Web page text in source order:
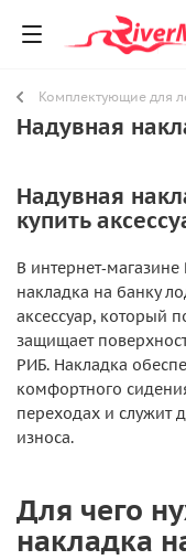
Комплектующие для
Надувная
Надувная
купить
В
накладка на банку
аксессуар, который
защищает
РИБ. Накладка
комфортного
переходах и служит
износа.
Для чего
накладка